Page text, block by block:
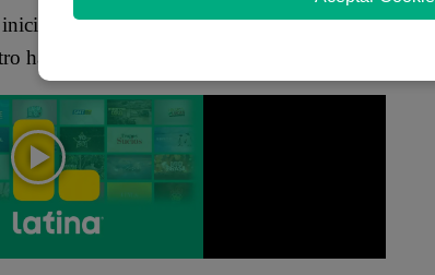
a las 7:45 de la noche (horario peruano) y
haciendo